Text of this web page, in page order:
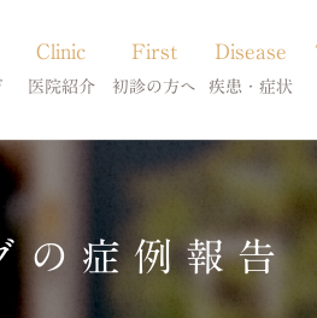
Clinic
医院紹介
ご紹介
紹介
First
初診の方へ
初診の方へ
Disease
疾患・症状
アトピー・アレルギー
膿皮症・脂漏症
脱毛症・アロペシアX
体質改
の症例報告